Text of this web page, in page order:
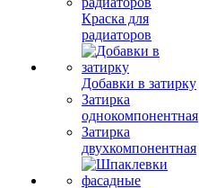
Краска для
радиаторов
Добавки в затирку
Затирка
однокомпонентная
Затирка
двухкомпонентная